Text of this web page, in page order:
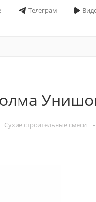
Телеграм
Сухие строительные смеси